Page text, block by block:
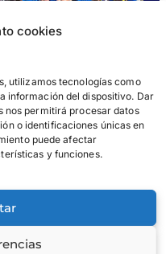
cookies
utilizamos tecnologías como
información del dispositivo. Dar
nos permitirá procesar datos
o identificaciones únicas en
puede afectar
y funciones.